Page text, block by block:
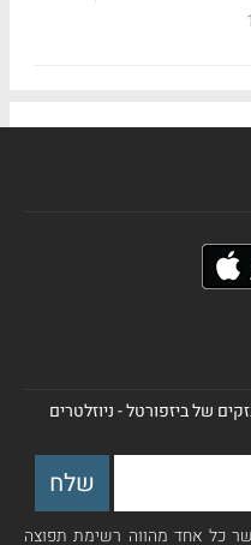
של ביזפורטל - ניוזלטרים
כל אחד מהווה רשימת תפוצה